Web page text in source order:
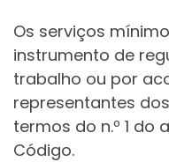
Os serviços
instrumento de
trabalho ou por
representantes
termos do n.º 1 do
Código.